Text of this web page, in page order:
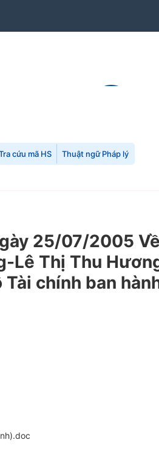
cứu mã HS Thuật ngữ Pháp lý
25/07/2005
Lê Thị Thu
Tài chính ban